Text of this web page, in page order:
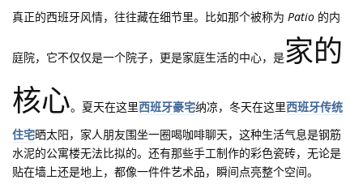
真正的西班牙风情，往往藏在细节里。比如那个被称为 Patio 的内
庭院，它不仅仅是一个院子，更是家庭生活的中心，是家的
核心。夏天在这里西班牙豪宅纳凉，冬天在这里西班牙传统
住宅晒太阳，家人朋友围坐一圈喝咖啡聊天，这种生活气息是钢筋
水泥的公寓楼无法比拟的。还有那些手工制作的彩色瓷砖，无论是
贴在墙上还是地上，都像一件件艺术品，瞬间点亮整个空间。